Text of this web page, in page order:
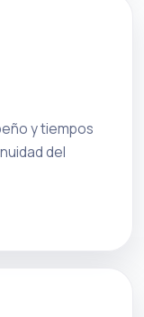
y tiempos
del